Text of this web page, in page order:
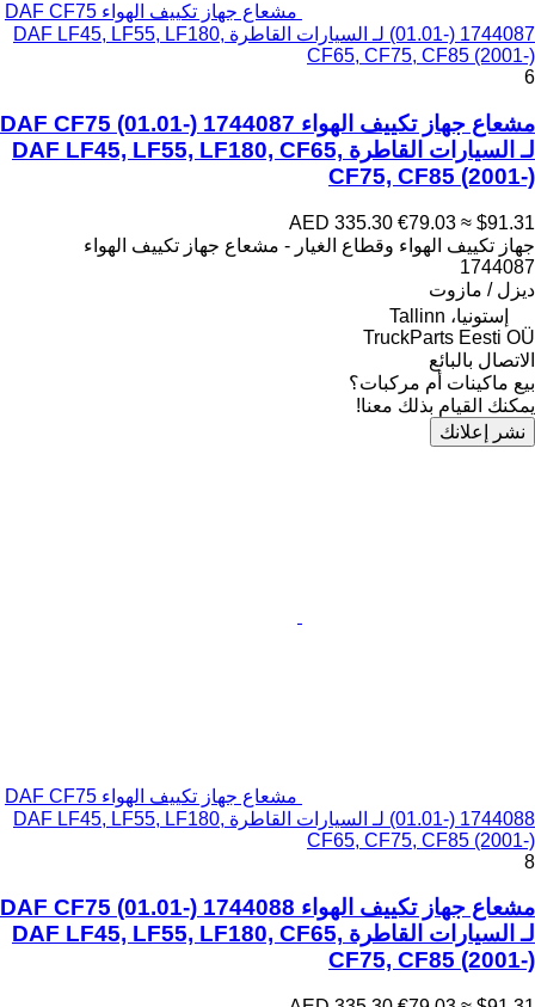
مشعاع جهاز تكييف الهواء DAF CF75
(01.01-) 1744087 لـ السيارات القاطرة DAF LF45, LF55, LF180,
CF65, CF75, CF85 (2001-)
6
مشعاع جهاز تكييف الهواء DAF CF75 (01.01-) 1744087
لـ السيارات القاطرة DAF LF45, LF55, LF180, CF65,
CF75, CF85 (2001-)
AED 335.30 €79.03 ≈ $91.31
جهاز تكييف الهواء وقطاع الغيار - مشعاع جهاز تكييف الهواء
1744087
ديزل / مازوت
إستونيا، Tallinn
TruckParts Eesti OÜ
الاتصال بالبائع
بيع ماكينات أم مركبات؟
يمكنك القيام بذلك معنا!
نشر إعلانك
مشعاع جهاز تكييف الهواء DAF CF75
(01.01-) 1744088 لـ السيارات القاطرة DAF LF45, LF55, LF180,
CF65, CF75, CF85 (2001-)
8
مشعاع جهاز تكييف الهواء DAF CF75 (01.01-) 1744088
لـ السيارات القاطرة DAF LF45, LF55, LF180, CF65,
CF75, CF85 (2001-)